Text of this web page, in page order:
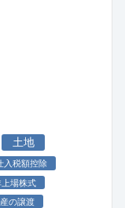
土地
入税額控除
上場株式
の譲渡